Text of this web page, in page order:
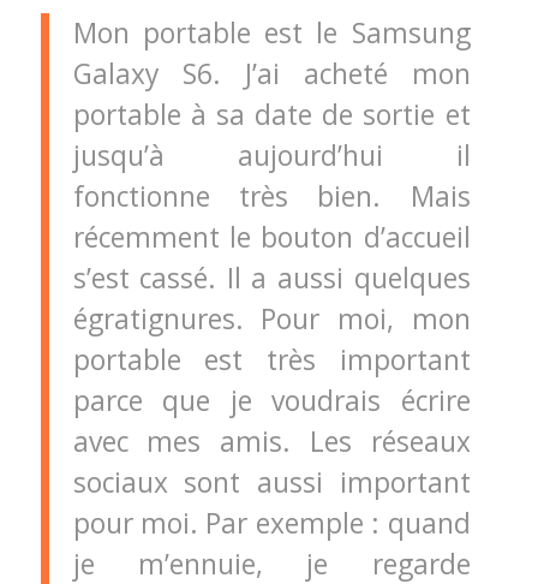
Mon portable est le Samsung
Galaxy S6. J’ai acheté mon
portable à sa date de sortie et
jusqu’à aujourd’hui il
fonctionne très bien. Mais
récemment le bouton d’accueil
s’est cassé. Il a aussi quelques
égratignures. Pour moi, mon
portable est très important
parce que je voudrais écrire
avec mes amis. Les réseaux
sociaux sont aussi important
pour moi. Par exemple : quand
je m’ennuie, je regarde